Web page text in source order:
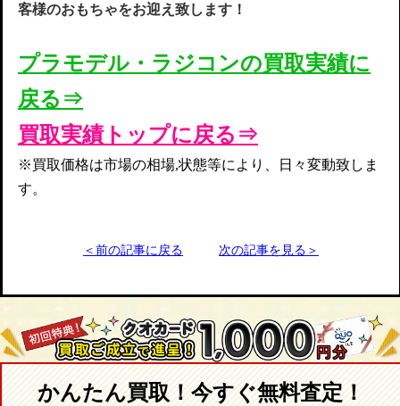
客様のおもちゃをお迎え致します！
プラモデル・ラジコンの買取実績に
戻る⇒
買取実績トップに戻る⇒
※買取価格は市場の相場,状態等により、日々変動致しま
す。
＜前の記事に戻る 次の記事を見る＞
かんたん買取！今すぐ無料査定！